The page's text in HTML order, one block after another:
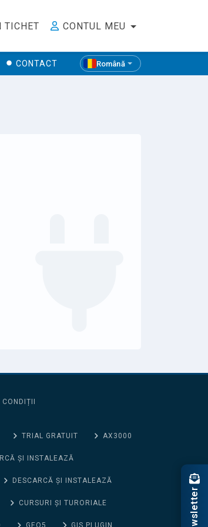
TICHET CONTUL MEU
CONTACT Română
TRIAL GRATUIT AX3000
ȘI INSTALEAZĂ
DESCARCĂ ȘI INSTALEAZĂ
CURSURI ȘI TURORIALE
GEO5 GIS PLUGIN Newsletter